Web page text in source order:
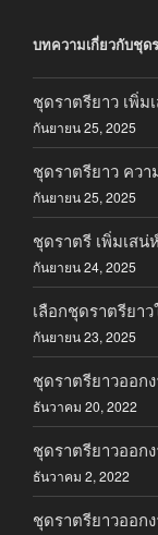
บทความเกี่ยวกับชุด
ชุดราตรียาว เพิ่ม
กันยายน 25, 2025
ชุดราตรียาว คว
กันยายน 25, 2025
ชุดราตรี เพิ่มเส
กันยายน 24, 2025
เลือกชุดราตรียา
กันยายน 23, 2025
ชุดราตรียาวออก
ธันวาคม 20, 2022
ชุดราตรียาวออก
ธันวาคม 2, 2022
ชุดราตรียาวออก